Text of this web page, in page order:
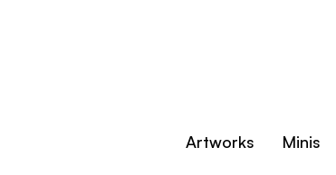
Artworks Minis